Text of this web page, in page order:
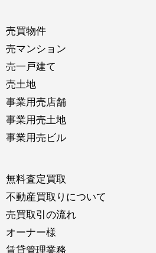
売買物件
売マンション
売一戸建て
売土地
事業用売店舗
事業用売土地
事業用売ビル
無料査定買取
不動産買取りについて
売買取引の流れ
オーナー様
賃貸管理業務